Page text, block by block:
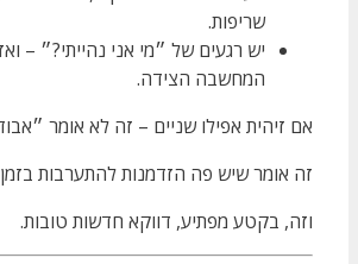
שריפות.
יש רגעים של ״מי אני נהייתי?״ –
המחשבה הצידה.
אם זיהית אפילו שניים – זה לא אומר
זה אומר שיש פה הזדמנות להתערבות
וזה, בקטע מפתיע, דווקא חדשות טובות.